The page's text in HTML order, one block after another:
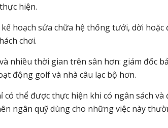
hiện.
hoạch sửa chữa hệ thống tưới, dời hoặc
chơi.
nhiều thời gian trên sân hơn: giám đốc
động golf và nhà câu lạc bộ hơn.
thể được thực hiện khi có ngân sách và
ngân quỹ dùng cho những việc này